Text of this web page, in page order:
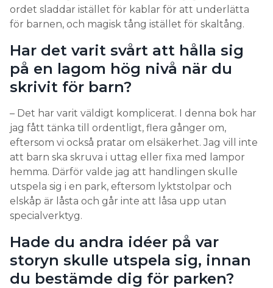
ordet sladdar istället för kablar för att underlätta
för barnen, och magisk tång istället för skaltång.
Har det varit svårt att hålla sig
på en lagom hög nivå när du
skrivit för barn?
– Det har varit väldigt komplicerat. I denna bok har
jag fått tänka till ordentligt, flera gånger om,
eftersom vi också pratar om elsäkerhet. Jag vill inte
att barn ska skruva i uttag eller fixa med lampor
hemma. Därför valde jag att handlingen skulle
utspela sig i en park, eftersom lyktstolpar och
elskåp är låsta och går inte att låsa upp utan
specialverktyg.
Hade du andra idéer på var
storyn skulle utspela sig, innan
du bestämde dig för parken?